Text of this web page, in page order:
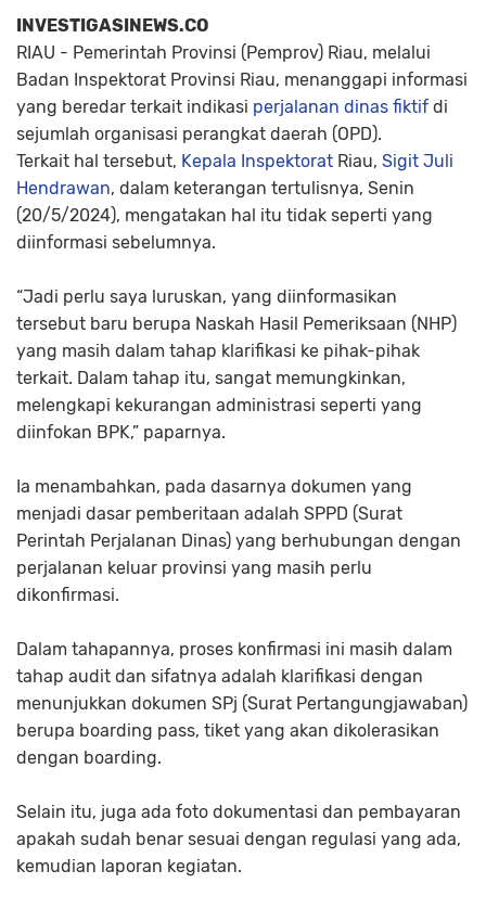
INVESTIGASINEWS.CO
RIAU - Pemerintah Provinsi (Pemprov) Riau, melalui
Badan Inspektorat Provinsi Riau, menanggapi informasi
yang beredar terkait indikasi perjalanan dinas fiktif di
sejumlah organisasi perangkat daerah (OPD).
Terkait hal tersebut, Kepala Inspektorat Riau, Sigit Juli
Hendrawan, dalam keterangan tertulisnya, Senin
(20/5/2024), mengatakan hal itu tidak seperti yang
diinformasi sebelumnya.
“Jadi perlu saya luruskan, yang diinformasikan
tersebut baru berupa Naskah Hasil Pemeriksaan (NHP)
yang masih dalam tahap klarifikasi ke pihak-pihak
terkait. Dalam tahap itu, sangat memungkinkan,
melengkapi kekurangan administrasi seperti yang
diinfokan BPK,” paparnya.
Ia menambahkan, pada dasarnya dokumen yang
menjadi dasar pemberitaan adalah SPPD (Surat
Perintah Perjalanan Dinas) yang berhubungan dengan
perjalanan keluar provinsi yang masih perlu
dikonfirmasi.
Dalam tahapannya, proses konfirmasi ini masih dalam
tahap audit dan sifatnya adalah klarifikasi dengan
menunjukkan dokumen SPj (Surat Pertangungjawaban)
berupa boarding pass, tiket yang akan dikolerasikan
dengan boarding.
Selain itu, juga ada foto dokumentasi dan pembayaran
apakah sudah benar sesuai dengan regulasi yang ada,
kemudian laporan kegiatan.